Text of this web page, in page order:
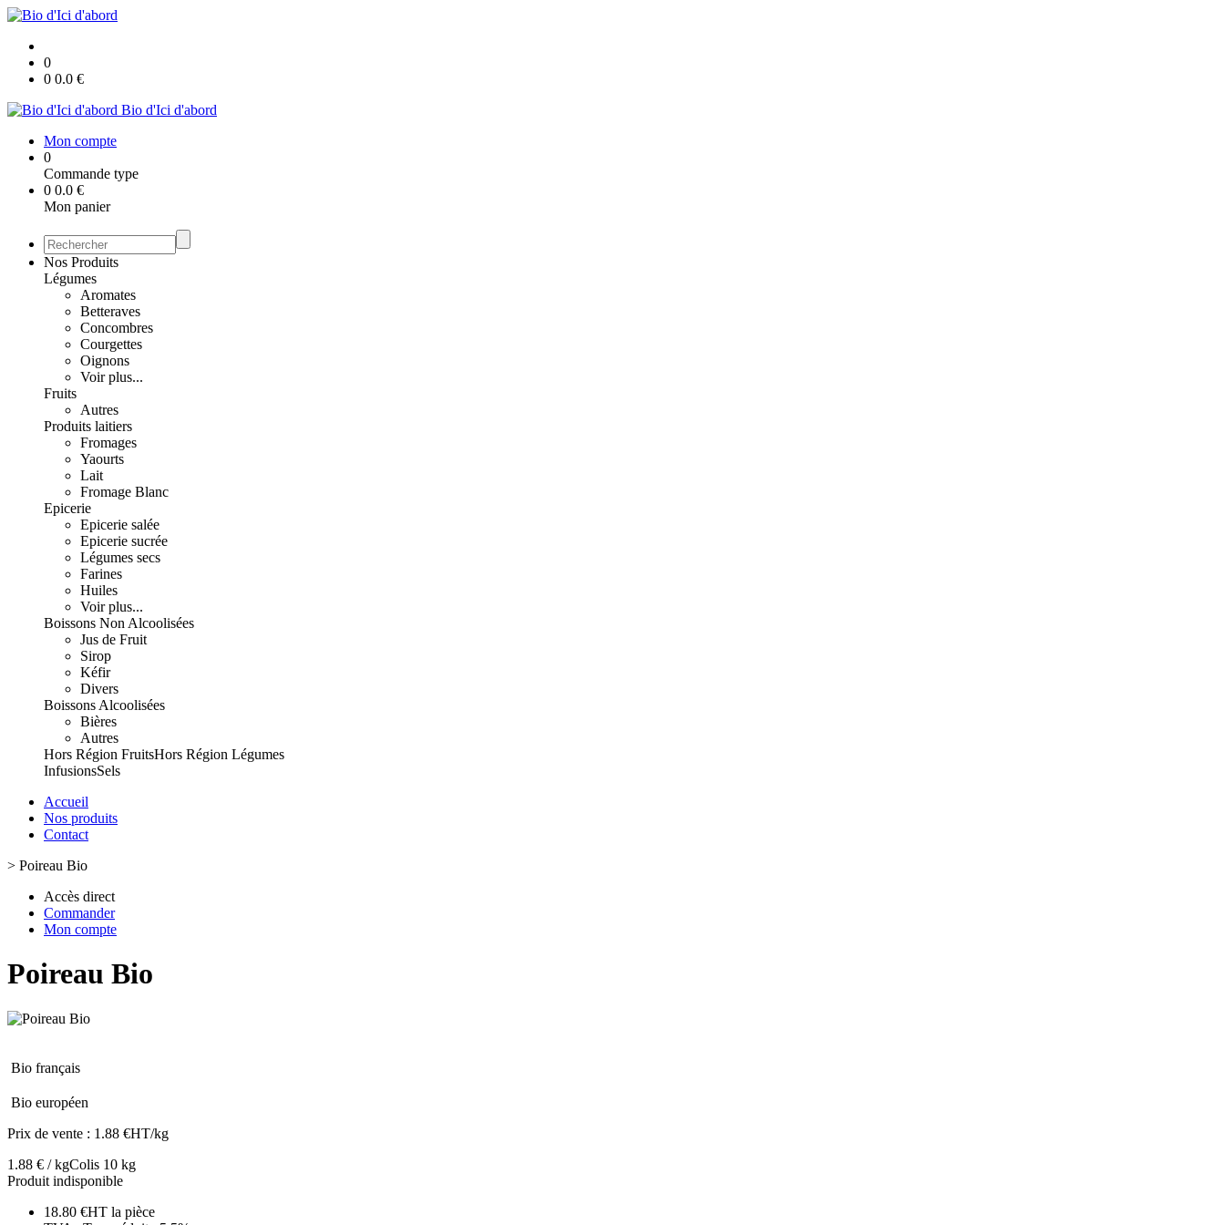
0
0 0.0 €
Bio d'Ici d'abord
Mon compte
0
Commande type
0 0.0 €
Mon panier
Nos Produits
Légumes
Aromates
Betteraves
Concombres
Courgettes
Oignons
Voir plus...
Fruits
Autres
Produits laitiers
Fromages
Yaourts
Lait
Fromage Blanc
Epicerie
Epicerie salée
Epicerie sucrée
Légumes secs
Farines
Huiles
Voir plus...
Boissons Non Alcoolisées
Jus de Fruit
Sirop
Kéfir
Divers
Boissons Alcoolisées
Bières
Autres
Hors Région FruitsHors Région Légumes
InfusionsSels
Accueil
Nos produits
Contact
> Poireau Bio
Accès direct
Commander
Mon compte
Poireau Bio
Bio français
Bio européen
Prix de vente : 1.88 €HT/kg
1.88 € / kgColis 10 kg
Produit indisponible
18.80 €HT la pièce